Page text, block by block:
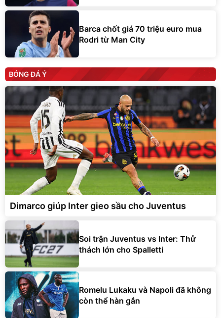
Barca chốt giá 70 triệu euro mua
Rodri từ Man City
BÓNG ĐÁ Ý
Dimarco giúp Inter gieo sầu cho Juventus
Soi trận Juventus vs Inter: Thử
thách lớn cho Spalletti
Romelu Lukaku và Napoli đã không
còn thể hàn gắn